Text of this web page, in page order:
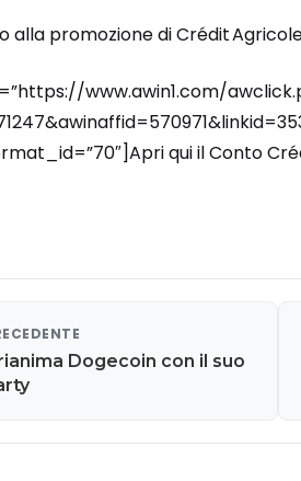
alla promozione di Crédit
www.awin1.com/
qui il Conto
Dogecoin con il suo